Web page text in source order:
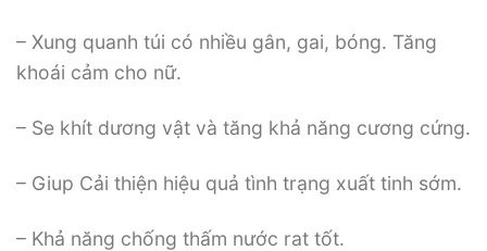
– Xung quanh túi có nhiều gân, gai, bóng. Tăng
khoái cảm cho nữ.
– Se khít dương vật và tăng khả năng cương cứng.
– Giup Cải thiện hiệu quả tình trạng xuất tinh sớm.
– Khả năng chống thấm nước rat tốt.